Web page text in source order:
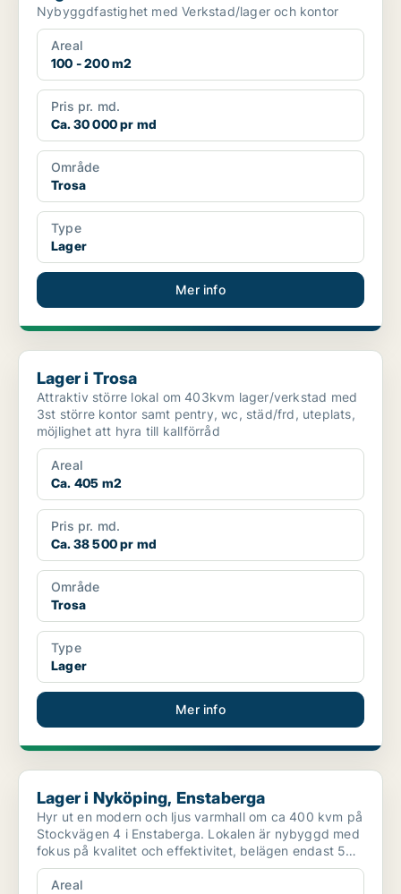
Nybyggdfastighet med Verkstad/lager och kontor
Areal
100 - 200 m2
Pris pr. md.
Ca. 30 000 pr md
Område
Trosa
Type
Lager
Mer info
Lager i Trosa
Lager i Trosa
Attraktiv större lokal om 403kvm lager/verkstad med
3st större kontor samt pentry, wc, städ/frd, uteplats,
möjlighet att hyra till kallförråd
Areal
Ca. 405 m2
Pris pr. md.
Ca. 38 500 pr md
Område
Trosa
Type
Lager
Mer info
Lager i Nyköping, Enstaberga
Lager i Nyköping, Enstaberga
Hyr ut en modern och ljus varmhall om ca 400 kvm på
Stockvägen 4 i Enstaberga. Lokalen är nybyggd med
fokus på kvalitet och effektivitet, belägen endast 5
mi...
Areal